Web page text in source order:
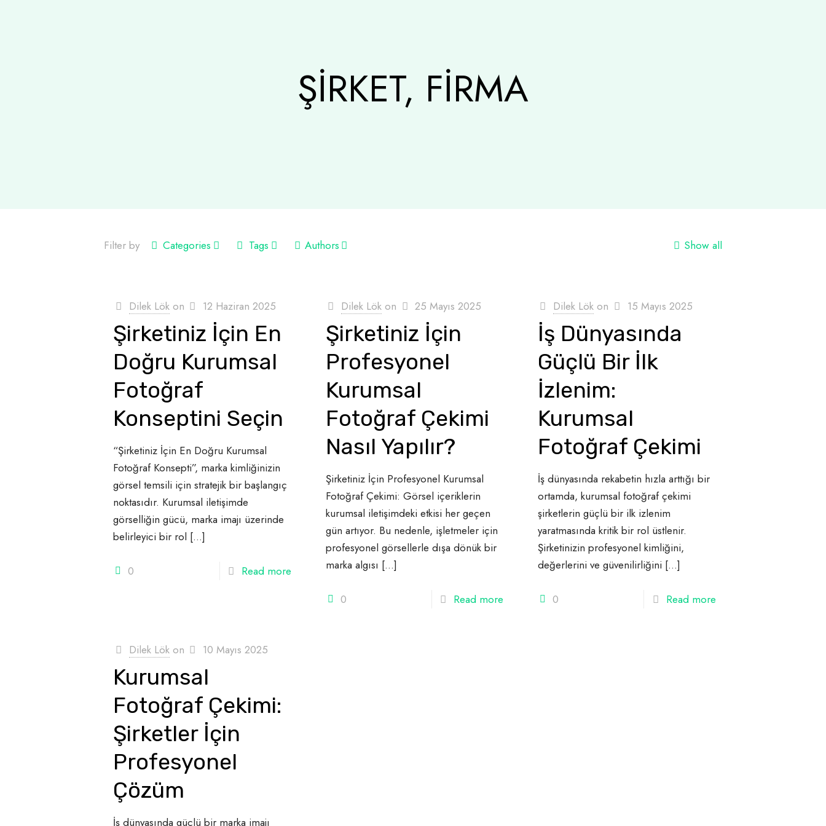
ŞİRKET, FİRMA
Filter by Categories Tags Authors Show all
Dilek Lök on 12 Haziran 2025
Şirketiniz İçin En
Doğru Kurumsal
Fotoğraf
Konseptini Seçin
“Şirketiniz İçin En Doğru Kurumsal
Fotoğraf Konsepti”, marka kimliğinizin
görsel temsili için stratejik bir başlangıç
noktasıdır. Kurumsal iletişimde
görselliğin gücü, marka imajı üzerinde
belirleyici bir rol […]
0 Read more
Dilek Lök on 25 Mayıs 2025
Şirketiniz İçin
Profesyonel
Kurumsal
Fotoğraf Çekimi
Nasıl Yapılır?
Şirketiniz İçin Profesyonel Kurumsal
Fotoğraf Çekimi: Görsel içeriklerin
kurumsal iletişimdeki etkisi her geçen
gün artıyor. Bu nedenle, işletmeler için
profesyonel görsellerle dışa dönük bir
marka algısı […]
0 Read more
Dilek Lök on 15 Mayıs 2025
İş Dünyasında
Güçlü Bir İlk
İzlenim:
Kurumsal
Fotoğraf Çekimi
İş dünyasında rekabetin hızla arttığı bir
ortamda, kurumsal fotoğraf çekimi
şirketlerin güçlü bir ilk izlenim
yaratmasında kritik bir rol üstlenir.
Şirketinizin profesyonel kimliğini,
değerlerini ve güvenilirliğini […]
0 Read more
Dilek Lök on 10 Mayıs 2025
Kurumsal
Fotoğraf Çekimi:
Şirketler İçin
Profesyonel
Çözüm
İş dünyasında güçlü bir marka imajı